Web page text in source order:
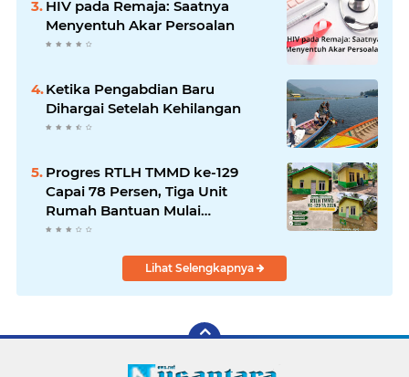
HIV pada Remaja: Saatnya
Menyentuh Akar Persoalan
Ketika Pengabdian Baru
Dihargai Setelah Kehilangan
Progres RTLH TMMD ke-129
Capai 78 Persen, Tiga Unit
Rumah Bantuan Mulai
Rampung
Lihat Selengkapnya